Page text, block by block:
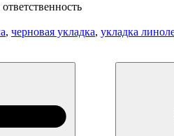
, черновая укладка, укладка